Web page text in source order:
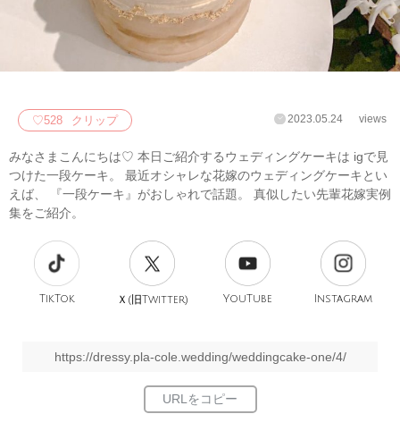
♡528 クリップ 2023.05.24 views
みなさまこんにちは♡ 本日ご紹介するウェディングケーキは igで見
つけた一段ケーキ。 最近オシャレな花嫁のウェディングケーキとい
えば、 『一段ケーキ』がおしゃれで話題。 真似したい先輩花嫁実例
集をご紹介。
TikTok Ｘ(旧Twitter) YouTube Instagram
https://dressy.pla-cole.wedding/weddingcake-one/4/